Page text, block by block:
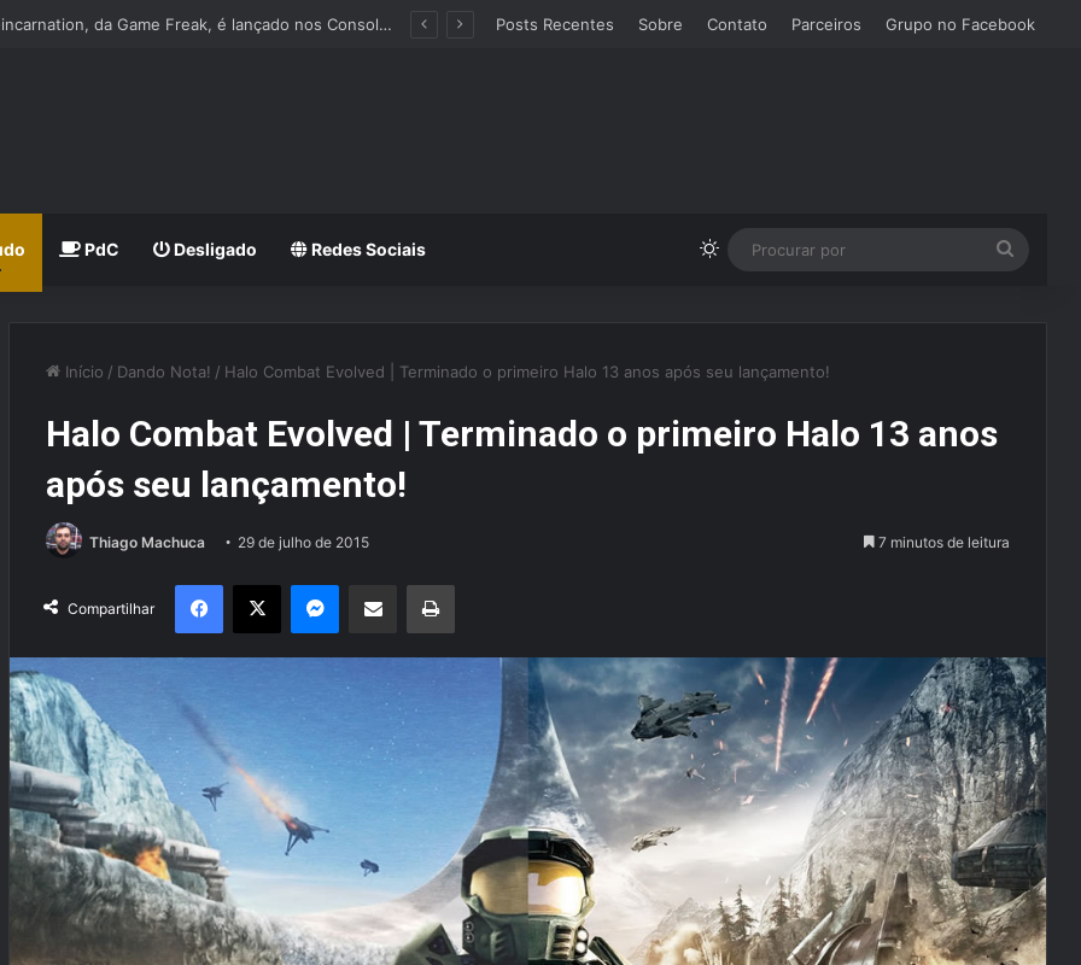
Beast of Reincarnation, da Game Freak, é lançado nos Consoles e PC Posts Recentes Sobre Contato Parceiros Grupo no Facebook
PdC Desligado Redes Sociais Switch skin
Início / Dando Nota! / Halo Combat Evolved | Terminado o primeiro Halo 13 anos após seu lançamento!
Halo Combat Evolved | Terminado o primeiro Halo 13 anos
após seu lançamento!
Thiago Machuca 29 de julho de 2015 7 minutos de leitura
Compartilhar
X